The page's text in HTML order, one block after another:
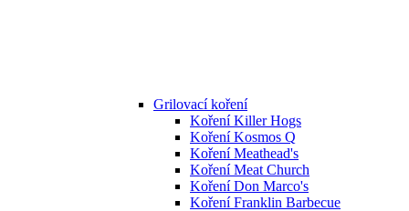
Grilovací koření
Koření Killer Hogs
Koření Kosmos Q
Koření Meathead's
Koření Meat Church
Koření Don Marco's
Koření Franklin Barbecue